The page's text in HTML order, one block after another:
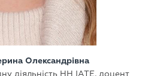
Олександрівна